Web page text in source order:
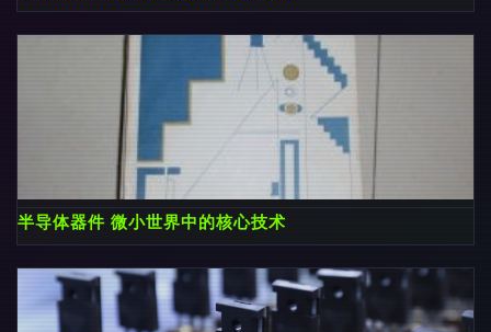
半导体器件 微小世界中的核心技术